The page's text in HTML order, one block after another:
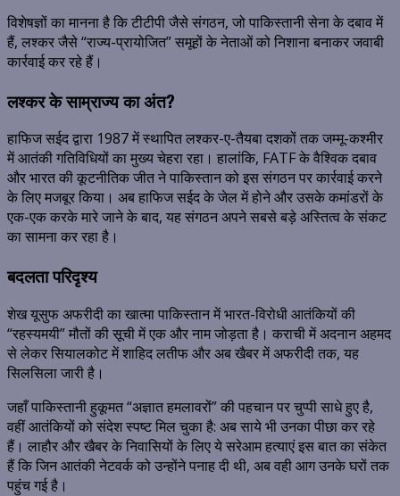
विशेषज्ञों का मानना है कि टीटीपी जैसे संगठन, जो पाकिस्तानी सेना के दबाव में
हैं, लश्कर जैसे “राज्य-प्रायोजित” समूहों के नेताओं को निशाना बनाकर जवाबी
कार्रवाई कर रहे हैं।
लश्कर के साम्राज्य का अंत?
हाफिज सईद द्वारा 1987 में स्थापित लश्कर-ए-तैयबा दशकों तक जम्मू-कश्मीर
में आतंकी गतिविधियों का मुख्य चेहरा रहा। हालांकि, FATF के वैश्विक दबाव
और भारत की कूटनीतिक जीत ने पाकिस्तान को इस संगठन पर कार्रवाई करने
के लिए मजबूर किया। अब हाफिज सईद के जेल में होने और उसके कमांडरों के
एक-एक करके मारे जाने के बाद, यह संगठन अपने सबसे बड़े अस्तित्व के संकट
का सामना कर रहा है।
बदलता परिदृश्य
शेख यूसुफ अफरीदी का खात्मा पाकिस्तान में भारत-विरोधी आतंकियों की
“रहस्यमयी” मौतों की सूची में एक और नाम जोड़ता है। कराची में अदनान अहमद
से लेकर सियालकोट में शाहिद लतीफ और अब खैबर में अफरीदी तक, यह
सिलसिला जारी है।
जहाँ पाकिस्तानी हुकूमत “अज्ञात हमलावरों” की पहचान पर चुप्पी साधे हुए है,
वहीं आतंकियों को संदेश स्पष्ट मिल चुका है: अब साये भी उनका पीछा कर रहे
हैं। लाहौर और खैबर के निवासियों के लिए ये सरेआम हत्याएं इस बात का संकेत
हैं कि जिन आतंकी नेटवर्क को उन्होंने पनाह दी थी, अब वही आग उनके घरों तक
पहुंच गई है।